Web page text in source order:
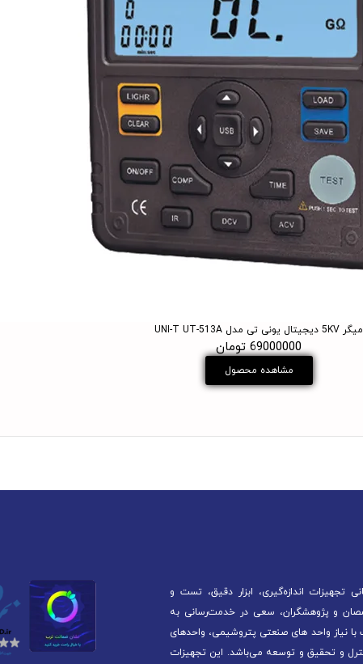
میگر 5KV دیجیتال یونی تی مدل UNI-T UT-513A
69000000 تومان
مشاهده محصول
تجهیزات اندازه‌گیری، ابزار دقیق، تست و
همکاری متخصصان و پژوهشگران، سعی در خدمت‌رسانی به
نیاز واحد های صنعتی پتروشیمی، واحدهای
و تحقیق و توسعه می‌باشد. این تجهیزات